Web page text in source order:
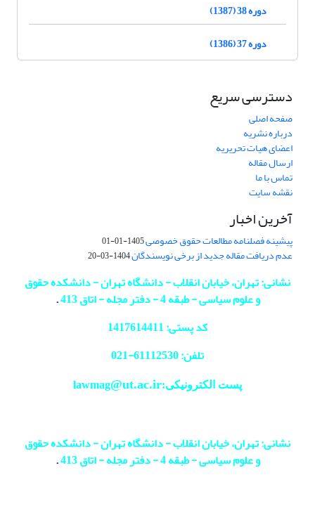
دوره 38 (1387)
دوره 37 (1386)
دسترسی سریع
صفحه اصلی
درباره نشریه
اعضای هیات تحریریه
ارسال مقاله
تماس با ما
نقشه سایت
آخرین اخبار
پیشینه فصلنامه مطالعات حقوق خصوصی1405-01-01
عدم دریافت مقاله جدید از برخی نویسندگان1404-03-20
نشانی: تهران، خیابان انقلاب - دانشگاه تهران - دانشکده حقوق
و علوم سیاسی - طبقه 4 - دفتر مجله - اتاق 413
.
کد پستی: 1417614411
تلفن: 61112530-
021
پست الکترونیکی:lawmag@ut.ac.ir
نشانی: تهران، خیابان انقلاب - دانشگاه تهران - دانشکده حقوق
و علوم سیاسی - طبقه 4 - دفتر مجله - اتاق 413
.